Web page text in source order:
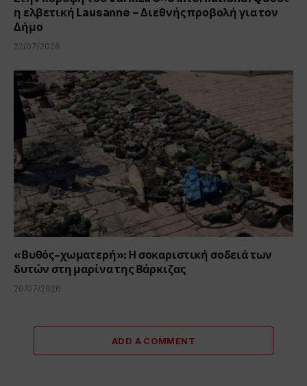
η ελβετική Lausanne – Διεθνής προβολή για τον
Δήμο
22/07/2026
«Βυθός-χωματερή»: Η σοκαριστική σοδειά των
δυτών στη μαρίνα της Βάρκιζας
20/07/2026
ADD A COMMENT